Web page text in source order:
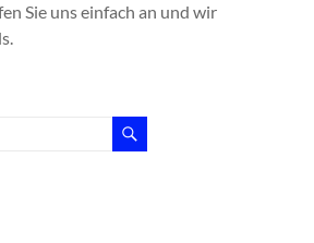
Sie uns einfach an und wir